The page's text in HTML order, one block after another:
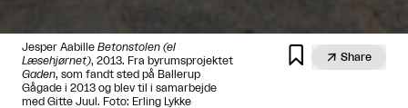
Jesper Aabille Betonstolen (el
Læsehjørnet), 2013. Fra byrumsprojektet
Gaden, som fandt sted på Ballerup
Gågade i 2013 og blev til i samarbejde
med Gitte Juul. Foto: Erling Lykke
  Share